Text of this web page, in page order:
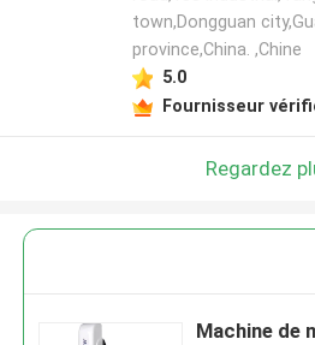
town,Dongguan
province,China. ,Chine
5.0
Fournisseur
Regardez
Machine de